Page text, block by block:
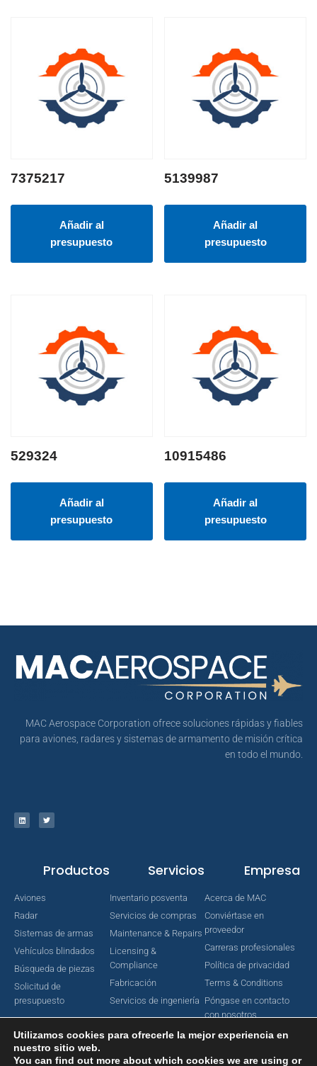
7375217
Añadir al
presupuesto
5139987
Añadir al
presupuesto
529324
Añadir al
presupuesto
10915486
Añadir al
presupuesto
MAC Aerospace Corporation ofrece soluciones rápidas y fiables
para aviones, radares y sistemas de armamento de misión crítica
en todo el mundo.
Productos
Aviones
Radar
Sistemas de armas
Vehículos blindados
Búsqueda de piezas
Solicitud de
presupuesto
Servicios
Inventario posventa
Servicios de compras
Maintenance & Repairs
Licensing &
Compliance
Fabricación
Servicios de ingeniería
Empresa
Acerca de MAC
Conviértase en
proveedor
Carreras profesionales
Política de privacidad
Terms & Conditions
Póngase en contacto
con nosotros
Utilizamos cookies para ofrecerle la mejor experiencia en
nuestro sitio web.
You can find out more about which cookies we are using or